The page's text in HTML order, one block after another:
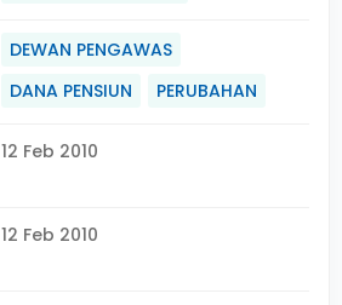
DEWAN PENGAWAS
DANA PENSIUN
PERUBAHAN
12 Feb 2010
12 Feb 2010